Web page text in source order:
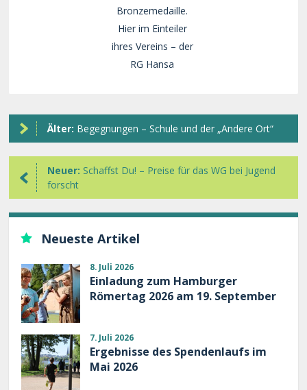
Bronzemedaille.
Hier im Einteiler
ihres Vereins – der
RG Hansa
Älter: Begegnungen – Schule und der „Andere Ort“
Neuer: Schaffst Du! – Preise für das WG bei Jugend
forscht
Neueste Artikel
8. Juli 2026
Einladung zum Hamburger
Römertag 2026 am 19. September
7. Juli 2026
Ergebnisse des Spendenlaufs im
Mai 2026